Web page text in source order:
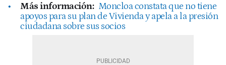
Más información: Moncloa constata que no tiene
apoyos para su plan de Vivienda y apela a la presión
ciudadana sobre sus socios